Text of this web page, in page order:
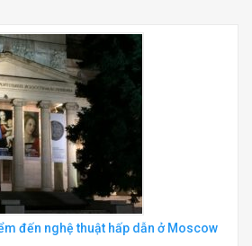
đến nghệ thuật hấp dẫn ở Moscow